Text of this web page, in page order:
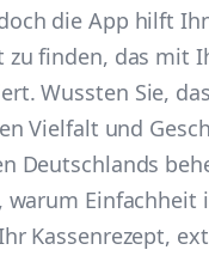
die App hilft
zu finden, das mit
Wussten Sie,
Vielfalt und
Deutschlands
warum Einfachheit
Kassenrezept,